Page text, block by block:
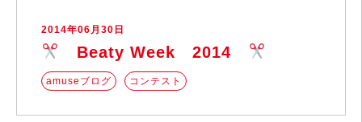
2014年06月30日
Beaty Week 2014
amuseブログ コンテスト